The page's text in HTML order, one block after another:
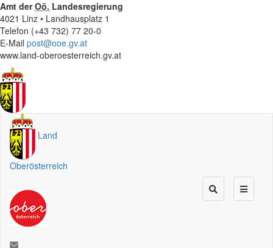
Amt derOö. Landesregierung
4021 Linz • Landhausplatz 1
Telefon (+43 732) 77 20-0
E-Mail post@ooe.gv.at
www.land-oberoesterreich.gv.at
Land
Oberösterreich